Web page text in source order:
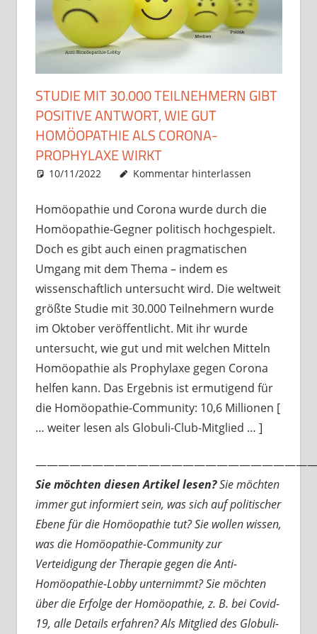
STUDIE MIT 30.000 TEILNEHMERN GIBT
POSITIVE ANTWORT, WIE GUT
HOMÖOPATHIE ALS CORONA-
PROPHYLAXE WIRKT
10/11/2022 Christian J. Becker
Allgemein
Kommentar hinterlassen
Homöopathie und Corona wurde durch die
Homöopathie-Gegner politisch hochgespielt.
Doch es gibt auch einen pragmatischen
Umgang mit dem Thema – indem es
wissenschaftlich untersucht wird. Die weltweit
größte Studie mit 30.000 Teilnehmern wurde
im Oktober veröffentlicht. Mit ihr wurde
untersucht, wie gut und mit welchen Mitteln
Homöopathie als Prophylaxe gegen Corona
helfen kann. Das Ergebnis ist ermutigend für
die Homöopathie-Community: 10,6 Millionen [
… weiter lesen als Globuli-Club-Mitglied … ]
Sie möchten diesen Artikel lesen?Sie möchten
immer gut informiert sein, was sich auf politischer
Ebene für die Homöopathie tut? Sie wollen wissen,
was die Homöopathie-Community zur
Verteidigung der Therapie gegen die Anti-
Homöopathie-Lobby unternimmt? Sie möchten
über die Erfolge der Homöopathie, z. B. bei Covid-
19, alle Details erfahren? Als Mitglied des Globuli-